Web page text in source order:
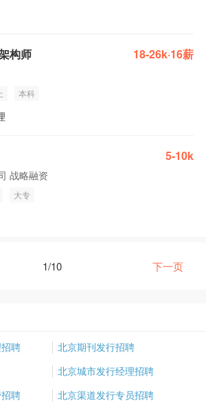
构师 18-26k·16薪
本科
5-10k
战略融资
大专
1/10 下一页
聘
北京期刊发行招聘
北京城市发行经理招聘
聘
北京渠道发行专员招聘